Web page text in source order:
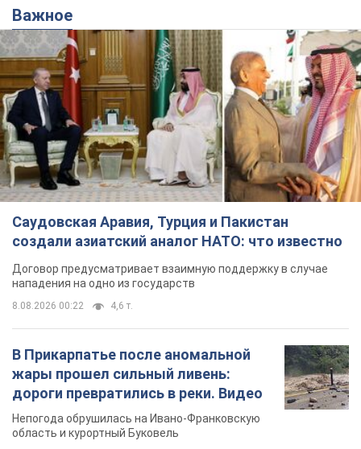
Важное
Саудовская Аравия, Турция и Пакистан
создали азиатский аналог НАТО: что известно
Договор предусматривает взаимную поддержку в случае
нападения на одно из государств
8.08.2026 00:22 4,6 т.
В Прикарпатье после аномальной
жары прошел сильный ливень:
дороги превратились в реки. Видео
Непогода обрушилась на Ивано-Франковскую
область и курортный Буковель